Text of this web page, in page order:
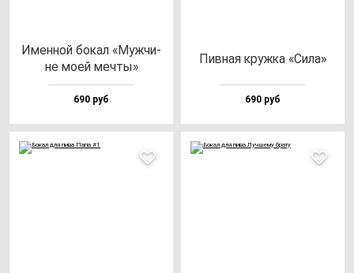
Имен­ной бо­кал «Муж­чи­
не моей меч­ты»
690 руб
Пив­ная круж­ка «Сила»
690 руб